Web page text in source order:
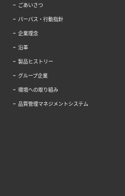
ごあいさつ
パーパス・行動指針
企業理念
沿革
製品ヒストリー
グループ企業
環境への取り組み
品質管理マネジメントシステム